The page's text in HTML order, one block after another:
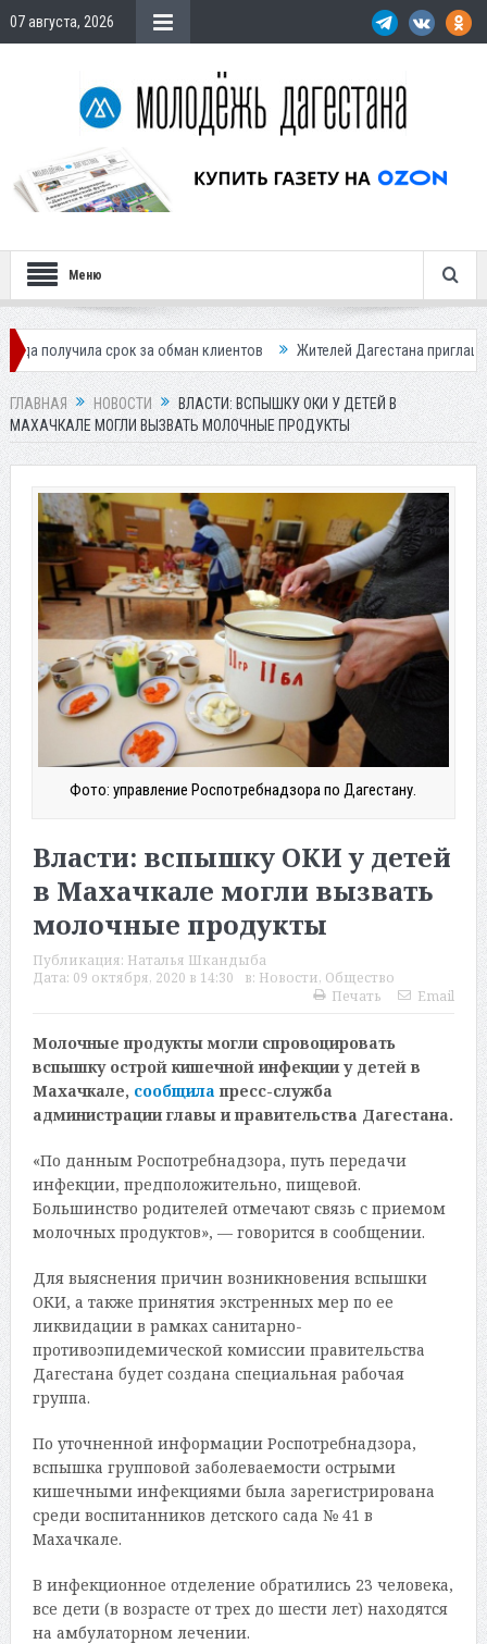
07 августа, 2026
Меню
срок за обман клиентов Жителей Дагестана приглашает в
ГЛАВНАЯ НОВОСТИ
ВЛАСТИ: ВСПЫШКУ ОКИ У ДЕТЕЙ В
МАХАЧКАЛЕ МОГЛИ ВЫЗВАТЬ МОЛОЧНЫЕ ПРОДУКТЫ
Фото: управление Роспотребнадзора по Дагестану.
Власти: вспышку ОКИ у детей
в Махачкале могли вызвать
молочные продукты
Публикация: Наталья Шкандыба
Дата: 09 октября, 2020 в 14:30 в: Новости, Общество
Печать
Email
Молочные продукты могли спровоцировать
вспышку острой кишечной инфекции у детей в
Махачкале, сообщила пресс-служба
администрации главы и правительства Дагестана.
«По данным Роспотребнадзора, путь передачи
инфекции, предположительно, пищевой.
Большинство родителей отмечают связь с приемом
молочных продуктов», — говорится в сообщении.
Для выяснения причин возникновения вспышки
ОКИ, а также принятия экстренных мер по ее
ликвидации в рамках санитарно-
противоэпидемической комиссии правительства
Дагестана будет создана специальная рабочая
группа.
По уточненной информации Роспотребнадзора,
вспышка групповой заболеваемости острыми
кишечными инфекциями была зарегистрирована
среди воспитанников детского сада № 41 в
Махачкале.
В инфекционное отделение обратились 23 человека,
все дети (в возрасте от трех до шести лет) находятся
на амбулаторном лечении.